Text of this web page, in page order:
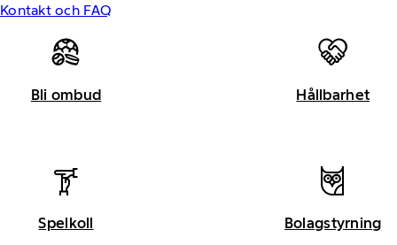
Kontakt och FAQ
Bli ombud Hållbarhet
Spelkoll Bolagstyrning